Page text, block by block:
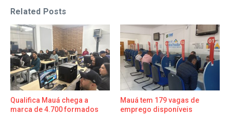
Related Posts
Qualifica Mauá chega a
marca de 4.700 formados
Mauá tem 179 vagas de
emprego disponíveis